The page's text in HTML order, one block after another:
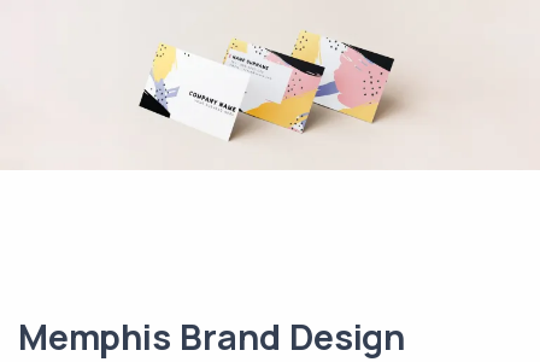
Memphis Brand Design